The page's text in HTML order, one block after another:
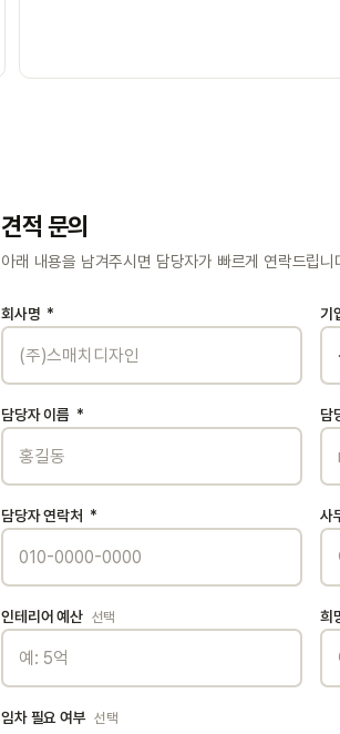
견적 문의
아래 내용을 남겨주시면 담당자가 빠르게 연락드립니
회사명 * 기
담당자 이름 * 담
담당자 연락처 * 사
인테리어 예산 선택 희
임차 필요 여부 선택